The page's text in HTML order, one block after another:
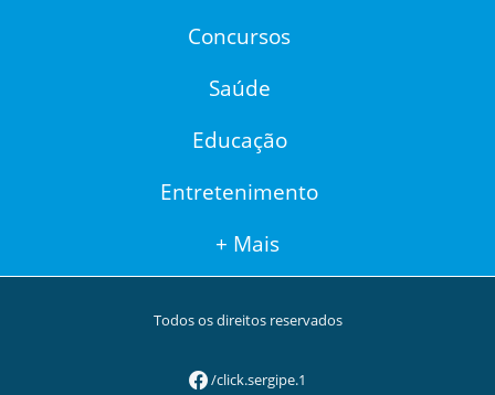
Concursos
Saúde
Educação
Entretenimento
+ Mais
Todos os direitos reservados
/click.sergipe.1